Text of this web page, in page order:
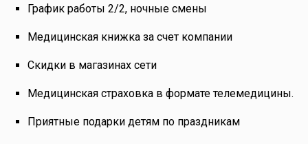
График работы 2/2, ночные смены
Медицинская книжка за счет компании
Скидки в магазинах сети
Медицинская страховка в формате телемедицины.
Приятные подарки детям по праздникам